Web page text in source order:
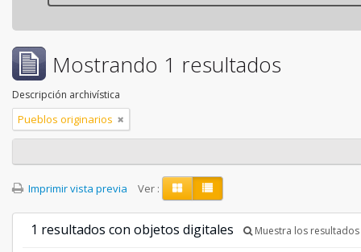
Mostrando 1 resultados
Descripción archivística
Pueblos originarios
Imprimir vista previa Ver :
1 resultados con objetos digitales Muestra los